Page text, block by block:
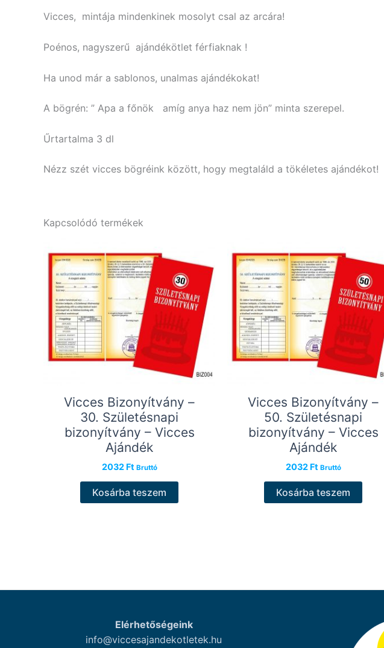
Vicces, mintája mindenkinek mosolyt csal az arcára!
Poénos, nagyszerű ajándékötlet férfiaknak !
Ha unod már a sablonos, unalmas ajándékokat!
A bögrén: ” Apa a főnök amíg anya haz nem jön” minta szerepel.
Űrtartalma 3 dl
Nézz szét vicces bögréink között, hogy megtaláld a tökéletes ajándékot!
Kapcsolódó termékek
Vicces Bizonyítvány –
30. Születésnapi
bizonyítvány – Vicces
Ajándék
2032 Ft Bruttó
Kosárba teszem
Vicces Bizonyítvány –
50. Születésnapi
bizonyítvány – Vicces
Ajándék
2032 Ft Bruttó
Kosárba teszem
Elérhetőségeink
info@viccesajandekotletek.hu